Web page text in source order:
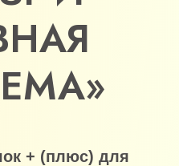
+ (плюс) для